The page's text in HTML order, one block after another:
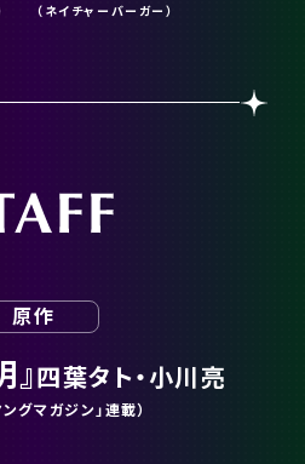
（ネイチャーバーガー）
原作
四葉タト・小川亮
ングマガジン」連載）